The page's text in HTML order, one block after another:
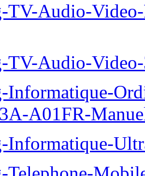
TV-Audio-
TV-Audio-
Informatique-
A01FR-
Informatique-